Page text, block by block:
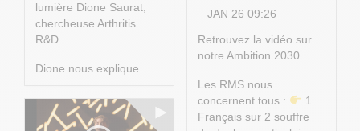
lumière Dione Saurat,
chercheuse Arthritis
R&D.
Dione nous explique...
JAN 26 09:26
Retrouvez la vidéo sur
notre Ambition 2030.
Les RMS nous
concernent tous :
1
Français sur 2 souffre